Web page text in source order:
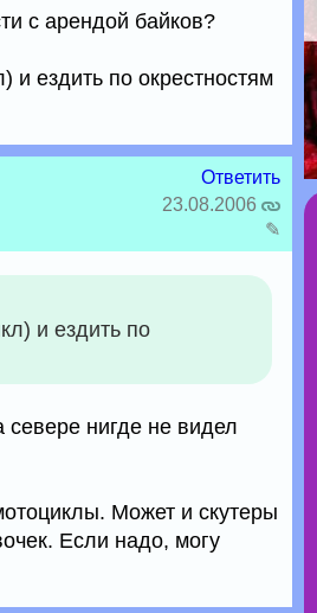
с арендой байков?
и ездить по окрестностям
Ответить
23.08.2006
✎
и ездить по
нигде не видел
Может и скутеры
Если надо, могу